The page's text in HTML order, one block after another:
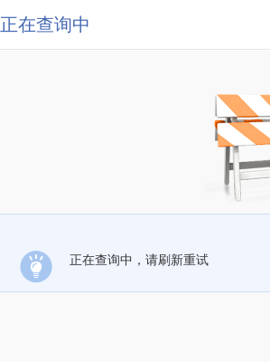
正在查询中
正在查询中，请刷新重试